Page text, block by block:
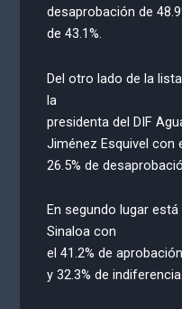
desaprobación de
de 43.1%.
Del otro lado de la
la
presidenta del DIF
Jiménez Esquivel con
26.5% de
En segundo lugar
Sinaloa con
el 41.2% de
y 32.3% de indiferencia.